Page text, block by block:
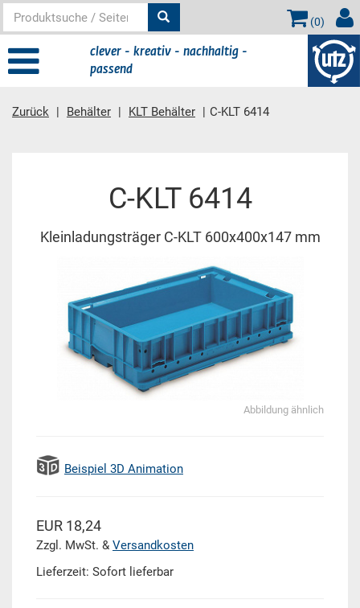
(0)
clever - kreativ - nachhaltig -
passend
Zurück Behälter KLT Behälter C-KLT 6414
C-KLT 6414
Kleinladungsträger C-KLT 600x400x147 mm
Abbildung ähnlich
Beispiel 3D Animation
EUR 18,24
Zzgl. MwSt. & Versandkosten
Lieferzeit: Sofort lieferbar